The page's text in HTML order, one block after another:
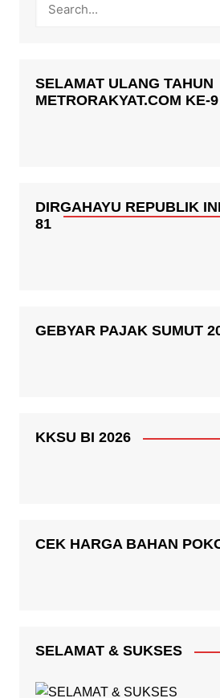
SELAMAT ULANG TAHUN
METRORAKYAT.COM KE-9
DIRGAHAYU REPUBLIK
81
GEBYAR PAJAK SUMUT
KKSU BI 2026
CEK HARGA BAHAN
SELAMAT & SUKSES